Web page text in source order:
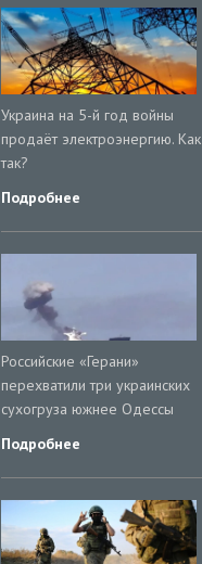
Украина на 5-й год войны
продаёт электроэнергию. Как
так?
Подробнее
Российские «Герани»
перехватили три украинских
сухогруза южнее Одессы
Подробнее